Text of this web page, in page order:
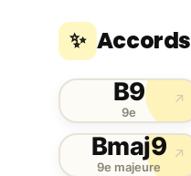
✨ Accords
B9
9e
↗
Bmaj9
9e majeure
↗